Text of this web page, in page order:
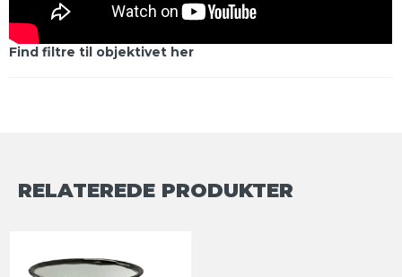
Find filtre til objektivet her
RELATEREDE PRODUKTER